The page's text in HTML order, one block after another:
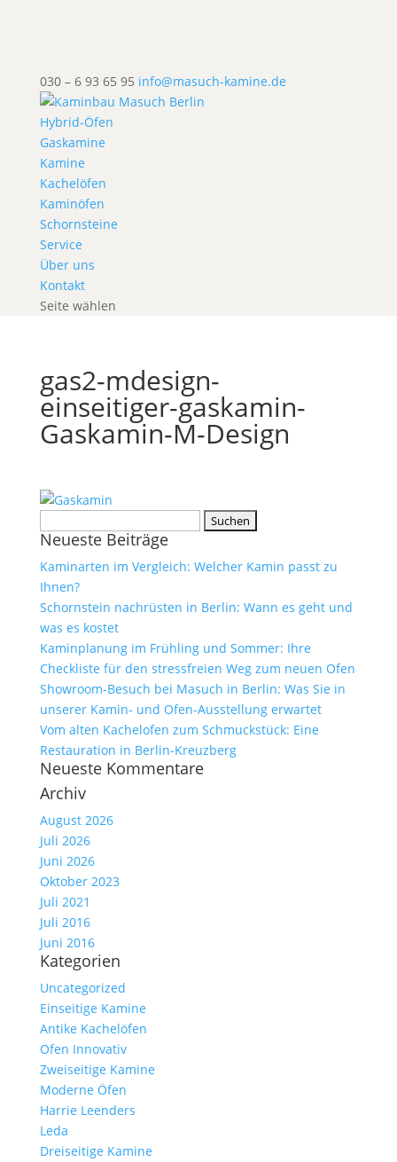
030 – 6 93 65 95 info@masuch-kamine.de
Hybrid-Öfen
Gaskamine
Kamine
Kachelöfen
Kaminöfen
Schornsteine
Service
Über uns
Kontakt
Seite wählen
gas2-mdesign-
einseitiger-gaskamin-
Gaskamin-M-Design
nach:
Neueste Beiträge
Kaminarten im Vergleich: Welcher Kamin passt zu
Ihnen?
Schornstein nachrüsten in Berlin: Wann es geht und
was es kostet
Kaminplanung im Frühling und Sommer: Ihre
Checkliste für den stressfreien Weg zum neuen Ofen
Showroom-Besuch bei Masuch in Berlin: Was Sie in
unserer Kamin- und Ofen-Ausstellung erwartet
Vom alten Kachelofen zum Schmuckstück: Eine
Restauration in Berlin-Kreuzberg
Neueste Kommentare
Archiv
August 2026
Juli 2026
Juni 2026
Oktober 2023
Juli 2021
Juli 2016
Juni 2016
Kategorien
Uncategorized
Einseitige Kamine
Antike Kachelöfen
Ofen Innovativ
Zweiseitige Kamine
Moderne Öfen
Harrie Leenders
Leda
Dreiseitige Kamine